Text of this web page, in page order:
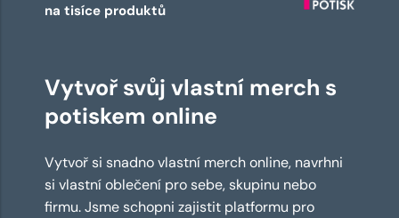
na tisíce produktů
Vytvoř svůj vlastní merch s
potiskem online
Vytvoř si snadno vlastní merch online, navrhni
si vlastní oblečení pro sebe, skupinu nebo
firmu. Jsme schopni zajistit platformu pro